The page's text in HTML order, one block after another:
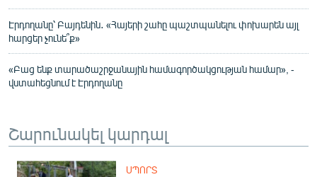
Էրդողանը՝ Բայդենին․ «Հայերի շահը պաշտպանելու փոխարեն այլ
հարցեր չունե՞ք»
«Բաց ենք տարածաշրջանային համագործակցության համար», -
վստահեցնում է Էրդողանը
Շարունակել կարդալ
ՍՊՈՐՏ